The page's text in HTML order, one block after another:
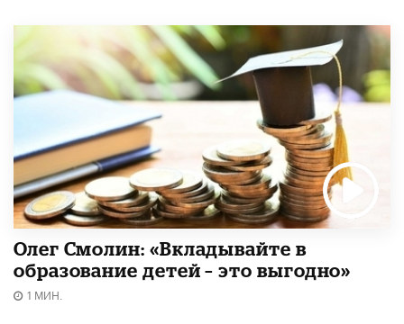
Олег Смолин: «Вкладывайте в
образование детей – это выгодно»
1 МИН.